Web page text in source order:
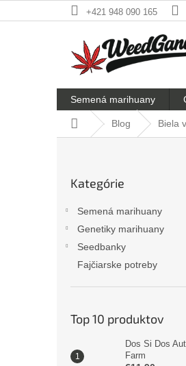
na
+421 948 090 165
Semená marihuany
DomovBlog Biela
kategórie
Kategórie
Semená marihuany
Genetiky marihuany
Seedbanky
Fajčiarske potreby
Top 10 produktov
Dos Si Dos
Farm